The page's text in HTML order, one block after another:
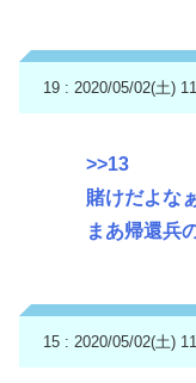
19 : 2020/05/02(土)
>>13
賭けだよな
まあ帰還兵
15 : 2020/05/02(土)